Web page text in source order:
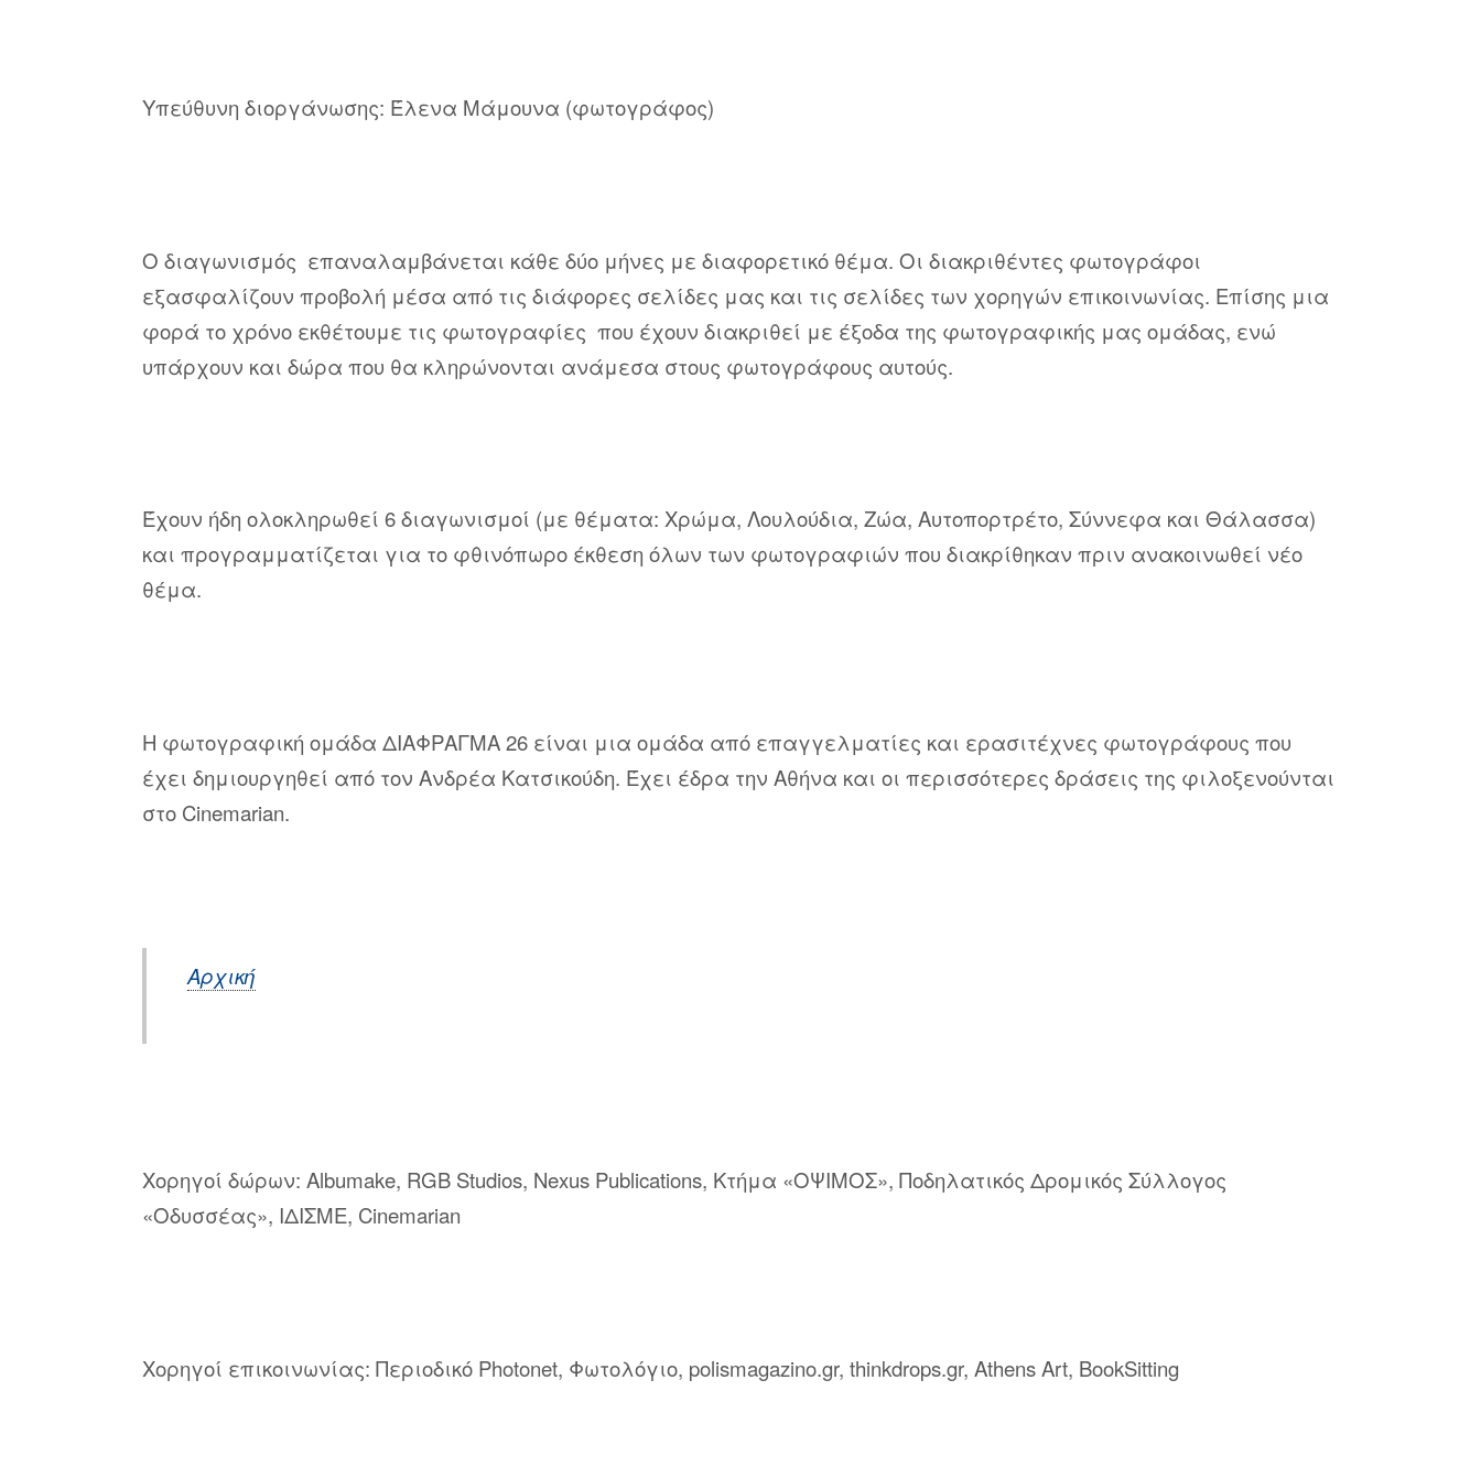
Υπεύθυνη διοργάνωσης: Έλενα Μάμουνα (φωτογράφος)
Ο διαγωνισμός επαναλαμβάνεται κάθε δύο μήνες με διαφορετικό θέμα. Οι διακριθέντες φωτογράφοι
εξασφαλίζουν προβολή μέσα από τις διάφορες σελίδες μας και τις σελίδες των χορηγών επικοινωνίας. Επίσης μια
φορά το χρόνο εκθέτουμε τις φωτογραφίες που έχουν διακριθεί με έξοδα της φωτογραφικής μας ομάδας, ενώ
υπάρχουν και δώρα που θα κληρώνονται ανάμεσα στους φωτογράφους αυτούς.
Έχουν ήδη ολοκληρωθεί 6 διαγωνισμοί (με θέματα: Χρώμα, Λουλούδια, Ζώα, Αυτοπορτρέτο, Σύννεφα και Θάλασσα)
και προγραμματίζεται για το φθινόπωρο έκθεση όλων των φωτογραφιών που διακρίθηκαν πριν ανακοινωθεί νέο
θέμα.
Η φωτογραφική ομάδα ΔΙΑΦΡΑΓΜΑ 26 είναι μια ομάδα από επαγγελματίες και ερασιτέχνες φωτογράφους που
έχει δημιουργηθεί από τον Ανδρέα Κατσικούδη. Έχει έδρα την Αθήνα και οι περισσότερες δράσεις της φιλοξενούνται
στο Cinemarian.
Αρχική
Χορηγοί δώρων: Albumake, RGB Studios, Nexus Publications, Κτήμα «ΟΨΙΜΟΣ», Ποδηλατικός Δρομικός Σύλλογος
«Οδυσσέας», ΙΔΙΣΜΕ, Cinemarian
Χορηγoί επικοινωνίας: Περιοδικό Photonet, Φωτολόγιο, polismagazino.gr, thinkdrops.gr, Athens Art, BookSitting